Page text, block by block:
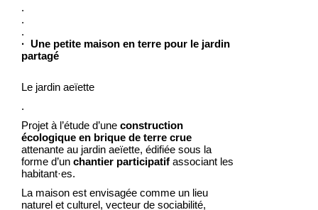
.
.
.
· Une petite maison en terre pour le jardin
partagé
Le jardin aeïette
.
Projet à l’étude d’une construction
écologique en brique de terre crue
attenante au jardin aeïette, édifiée sous la
forme d’un chantier participatif associant les
habitant·es.
La maison est envisagée comme un lieu
naturel et culturel, vecteur de sociabilité,